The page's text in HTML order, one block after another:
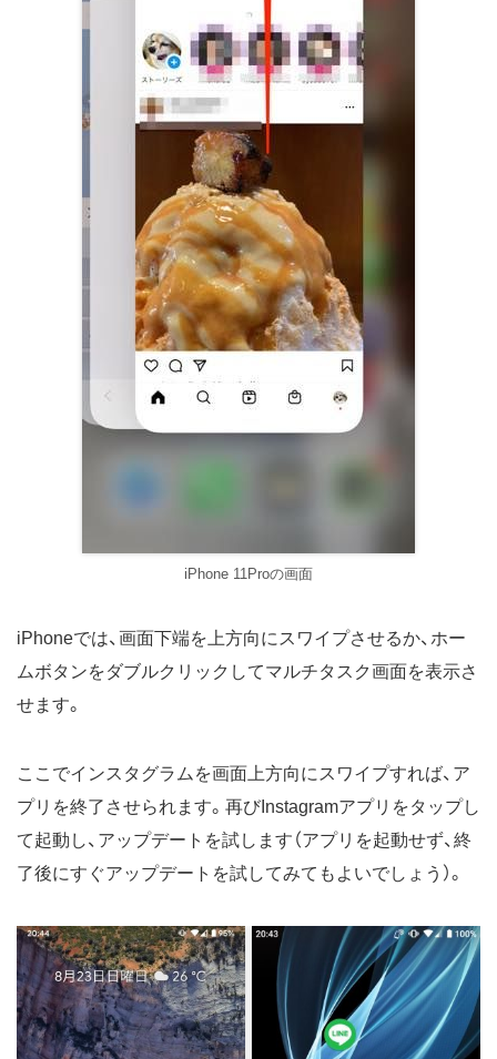
iPhone 11Proの画面
iPhoneでは、画面下端を上方向にスワイプさせるか、ホー
ムボタンをダブルクリックしてマルチタスク画面を表示さ
せます。
ここでインスタグラムを画面上方向にスワイプすれば、ア
プリを終了させられます。再びInstagramアプリをタップし
て起動し、アップデートを試します（アプリを起動せず、終
了後にすぐアップデートを試してみてもよいでしょう）。